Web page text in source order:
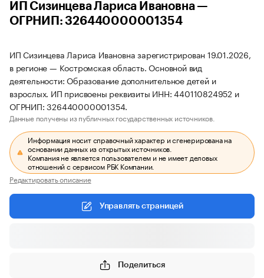
ИП Сизинцева Лариса Ивановна —
ОГРНИП: 326440000001354
ИП Сизинцева Лариса Ивановна зарегистрирован 19.01.2026,
в регионе — Костромская область. Основной вид
деятельности: Образование дополнительное детей и
взрослых. ИП присвоены реквизиты ИНН: 440110824952 и
ОГРНИП: 326440000001354.
Данные получены из публичных государственных источников.
Информация носит справочный характер и сгенерирована на
основании данных из открытых источников.
Компания не является пользователем и не имеет деловых
отношений с сервисом РБК Компании.
Редактировать описание
Управлять страницей
Поделиться